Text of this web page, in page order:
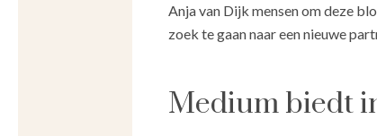
Anja van Dijk mensen om deze
zoek te gaan naar een nieuwe
Medium biedt